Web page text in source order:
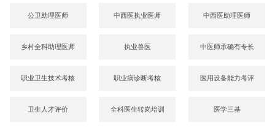
公卫助理医师 中西医执业医师 中西医助理医师
乡村全科助理医师 执业兽医 中医师承确有专长
职业卫生技术考核 职业病诊断考核 医用设备能力考评
卫生人才评价 全科医生转岗培训 医学三基